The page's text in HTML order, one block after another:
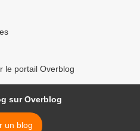
le portail Overblog
sur Overblog
un blog